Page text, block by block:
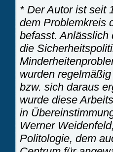
* Der Autor ist seit
dem Problemkreis
befasst. Anlässlich
die
wurden
bzw. sich daraus
wurde diese
in
Werner
Politologie, dem